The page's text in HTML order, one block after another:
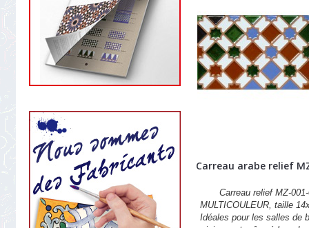
Carreau arabe relief
Carreau relief MZ-
MULTICOULEUR, taille
Idéales pour les salles de